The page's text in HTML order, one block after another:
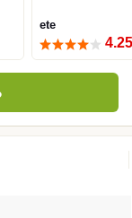
ete
4.25